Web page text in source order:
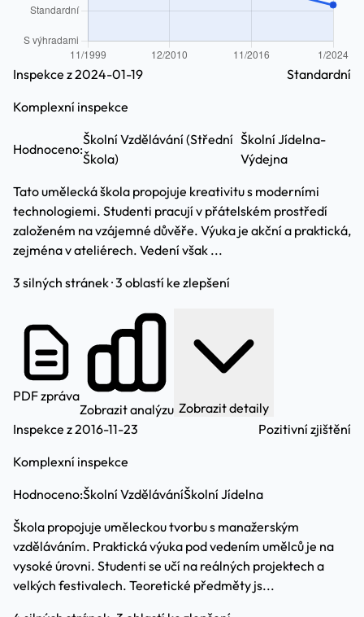
Inspekce z 2024-01-19
Komplexní inspekce
Standardní
Hodnoceno:
Školní Vzdělávání (Střední
Škola)
Školní Jídelna-
Výdejna
Tato umělecká škola propojuje kreativitu s moderními
technologiemi. Studenti pracují v přátelském prostředí
založeném na vzájemné důvěře. Výuka je akční a praktická,
zejména v ateliérech. Vedení však ...
3 silných stránek · 3 oblastí ke zlepšení
PDF zpráva
Zobrazit analýzu Zobrazit detaily
Inspekce z 2016-11-23
Komplexní inspekce
Pozitivní zjištění
Hodnoceno:Školní VzděláváníŠkolní Jídelna
Škola propojuje uměleckou tvorbu s manažerským
vzděláváním. Praktická výuka pod vedením umělců je na
vysoké úrovni. Studenti se učí na reálných projektech a
velkých festivalech. Teoretické předměty js...